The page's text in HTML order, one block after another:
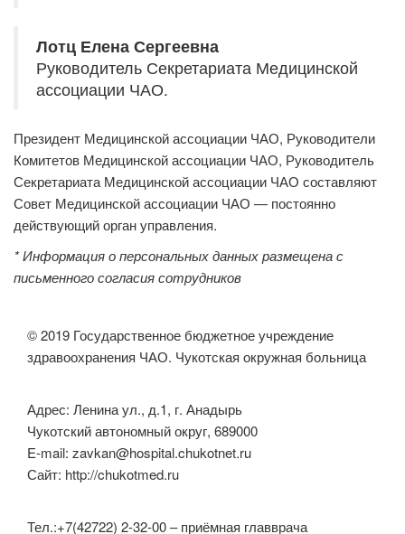
Лотц Елена Сергеевна
Руководитель Секретариата Медицинской
ассоциации ЧАО.
Президент Медицинской ассоциации ЧАО, Руководители
Комитетов Медицинской ассоциации ЧАО, Руководитель
Секретариата Медицинской ассоциации ЧАО составляют
Совет Медицинской ассоциации ЧАО — постоянно
действующий орган управления.
* Информация о персональных данных размещена с
письменного согласия сотрудников
© 2019 Государственное бюджетное учреждение
здравоохранения ЧАО. Чукотская окружная больница
Адрес: Ленина ул., д.1, г. Анадырь
Чукотский автономный округ, 689000
E-mail: zavkan@hospital.chukotnet.ru
Сайт: http://chukotmed.ru
Тел.:+7(42722) 2-32-00 – приёмная главврача